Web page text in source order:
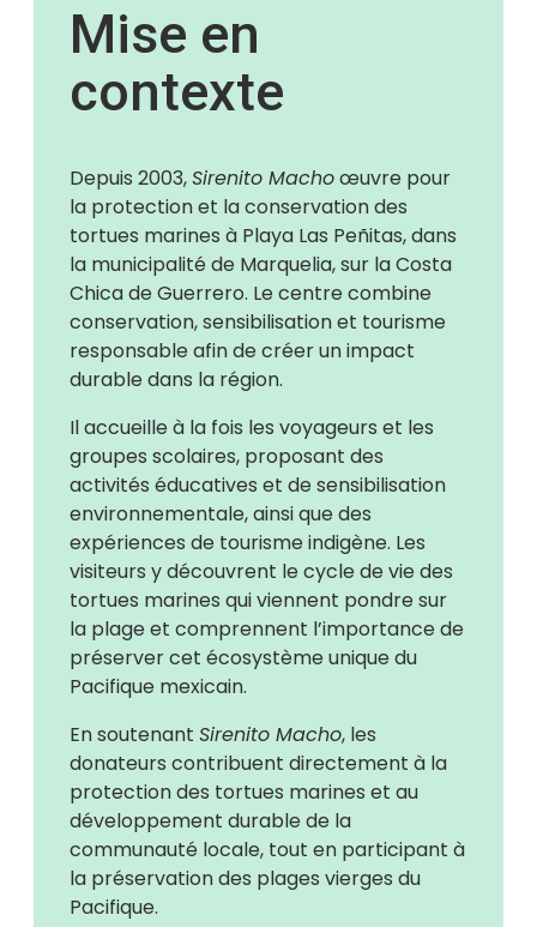
Mise en
contexte
Depuis 2003,Sirenito Machoœuvre pour
la protection et la conservation des
tortues marines à Playa Las Peñitas, dans
la municipalité de Marquelia, sur la Costa
Chica de Guerrero. Le centre combine
conservation, sensibilisation et tourisme
responsable afin de créer un impact
durable dans la région.
Il accueille à la fois les voyageurs et les
groupes scolaires, proposant des
activités éducatives et de sensibilisation
environnementale, ainsi que des
expériences de tourisme indigène. Les
visiteurs y découvrent le cycle de vie des
tortues marines qui viennent pondre sur
la plage et comprennent l’importance de
préserver cet écosystème unique du
Pacifique mexicain.
En soutenant Sirenito Macho, les
donateurs contribuent directement à la
protection des tortues marines et au
développement durable de la
communauté locale, tout en participant à
la préservation des plages vierges du
Pacifique.